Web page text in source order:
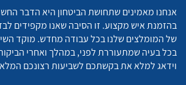
אנחנו מאמינים שתחושת הביטחון היא הדבר
בהזמנת איש מקצוע. זו הסיבה שאנו מקפידים
של המומלצים שלנו בכל עבודה מחדש. מוקד
בכל בעיה שמתעוררת לפני, במהלך ואחרי
וידאג למלא את בקשתכם לשביעות רצונכם